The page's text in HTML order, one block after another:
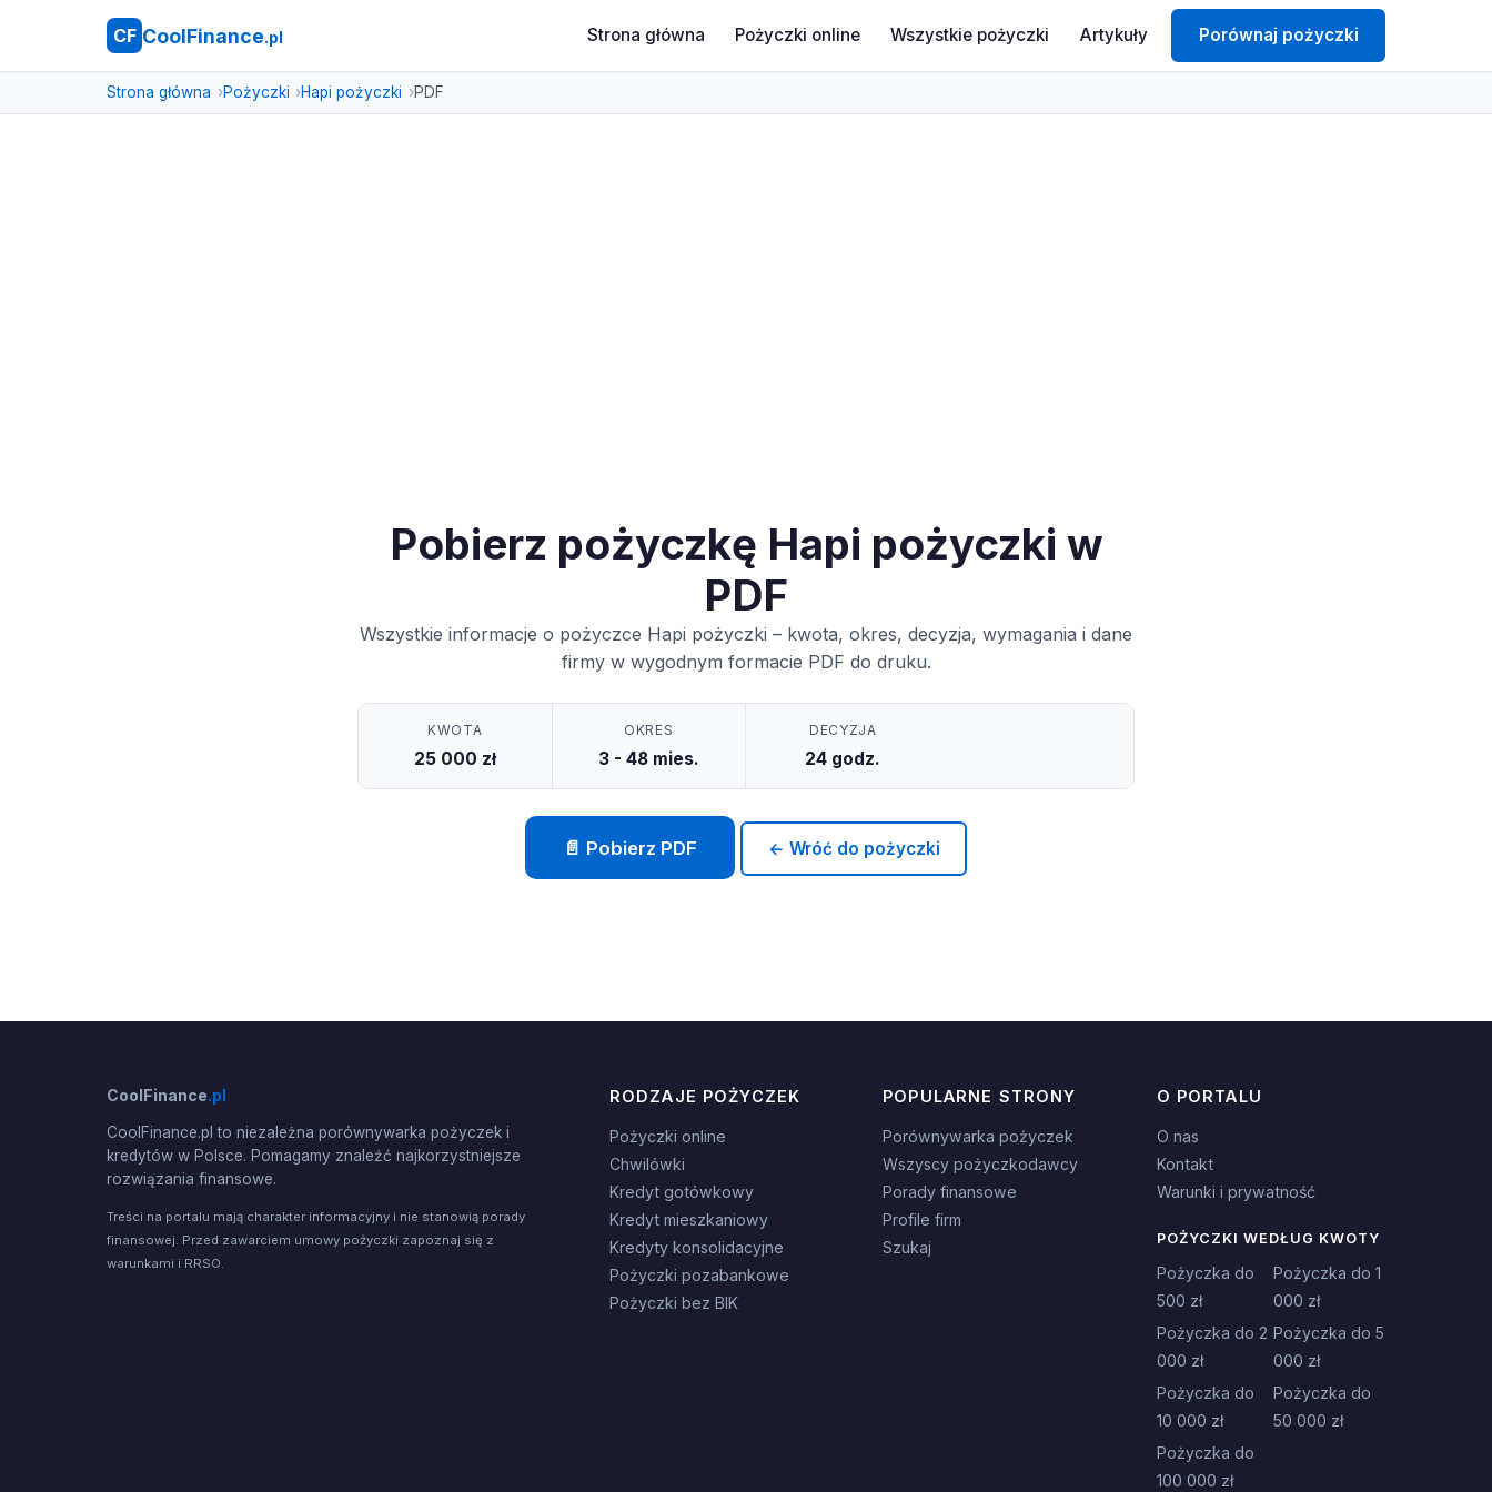
CF CoolFinance.pl Strona główna Pożyczki online Wszystkie pożyczki Artykuły Porównaj pożyczki
Strona główna Pożyczki Hapi pożyczki PDF
Pobierz pożyczkę Hapi pożyczki w
PDF
Wszystkie informacje o pożyczce Hapi pożyczki – kwota, okres, decyzja, wymagania i dane
firmy w wygodnym formacie PDF do druku.
KWOTA
25 000 zł
OKRES
3 - 48 mies.
DECYZJA
24 godz.
📄 Pobierz PDF ← Wróć do pożyczki
CoolFinance.pl
CoolFinance.pl to niezależna porównywarka pożyczek i
kredytów w Polsce. Pomagamy znaleźć najkorzystniejsze
rozwiązania finansowe.
Treści na portalu mają charakter informacyjny i nie stanowią porady
finansowej. Przed zawarciem umowy pożyczki zapoznaj się z
warunkami i RRSO.
RODZAJE POŻYCZEK
Pożyczki online
Chwilówki
Kredyt gotówkowy
Kredyt mieszkaniowy
Kredyty konsolidacyjne
Pożyczki pozabankowe
Pożyczki bez BIK
POPULARNE STRONY
Porównywarka pożyczek
Wszyscy pożyczkodawcy
Porady finansowe
Profile firm
Szukaj
O PORTALU
O nas
Kontakt
Warunki i prywatność
POŻYCZKI WEDŁUG KWOTY
Pożyczka do
500 zł
Pożyczka do 1
000 zł
Pożyczka do 2
000 zł
Pożyczka do 5
000 zł
Pożyczka do
10 000 zł
Pożyczka do
50 000 zł
Pożyczka do
100 000 zł